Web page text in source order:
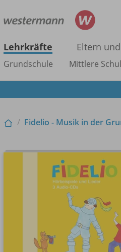
Lehrkräfte Eltern
Grundschule Mittlere
Fidelio - Musik in der